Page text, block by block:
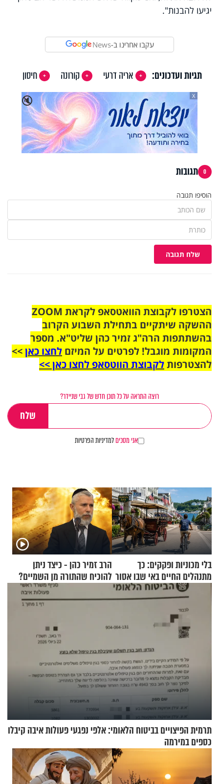
יגיעו להבנות".
עקבו אחרינו ב-News
תגיות ועדכונים: אריה דרעי קורונה
חיסון
🔇
X
0 תגובות
הוסיפו תגובה
שלח תגובה
הצטרפו לקבוצת הוואטסאפ לקראת ZOOM
ההשקה שיתקיים בתחילת השבוע הקרוב
בהשתתפות הרה"ג זמיר כהן שליט"א. מספר
המקומות מוגבל! לפרטים על המיזם לחצו כאן>>
להצטרפותלקבוצת הווטסאפ לחצו כאן >>
רוצה התראה על כל תוכן חדש של גבי שניידר?
אני מסכיםלמדיניות הפרטיות
בלי מכוניות ופקקים: כך
מתנהלים החיים באי שבו אסור
לנהוג כבר יותר מ-120 שנה
הרב זמיר כהן - כיצד ניתן
להוכיח שהתורה מן השמיים?
תרמית הפיצויים בביטוח הלאומי: אלפי נפגעי פעולות איבה קיבלו
כספים במירמה